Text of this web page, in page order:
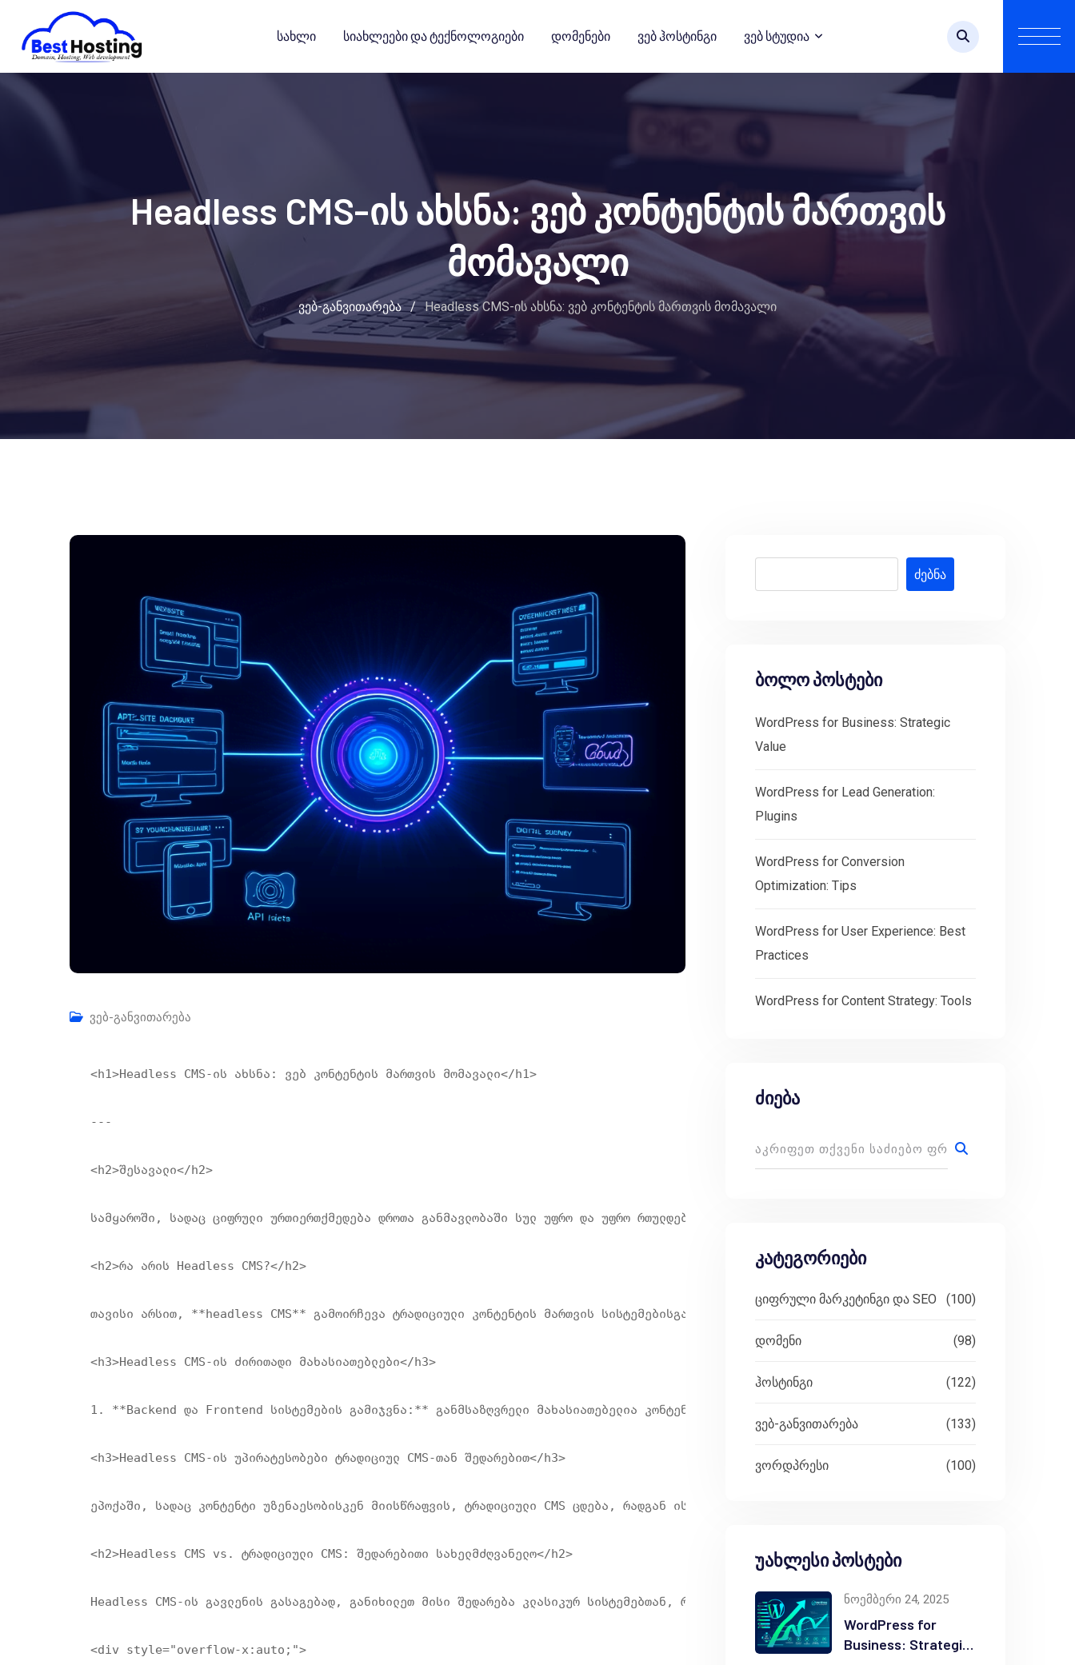
გადასვლა
კონტენტზე
Სახლი Სიახლეები Და Ტექნოლოგიები Დომენები Ვებ Ჰოსტინგი Ვებ Სტუდია
Headless CMS-ის ახსნა: ვებ კონტენტის მართვის
მომავალი
ვებ-განვითარება / Headless CMS-ის ახსნა: ვებ კონტენტის მართვის მომავალი
ვებ-განვითარება
<h1>Headless CMS-ის ახსნა: ვებ კონტენტის მართვის მომავალი</h1>
---
<h2>შესავალი</h2>
სამყაროში, სადაც ციფრული ურთიერთქმედება დროთა განმავლობაში სულ უფრო და უფრო რთულდება, ბიზნესები სულ უფრო მეტ ზეწოლას განიცდიან
<h2>რა არის Headless CMS?</h2>
თავისი არსით, **headless CMS** გამოირჩევა ტრადიციული კონტენტის მართვის სისტემებისგან. წარმოიდგინეთ ბიბლიოთეკა თაროების გარეშე. აქ
<h3>Headless CMS-ის ძირითადი მახასიათებლები</h3>
1. **Backend და Frontend სისტემების გამიჯვნა:** განმსაზღვრელი მახასიათებელია კონტენტის შექმნასა და მიწოდებას შორის მკვეთრი გამიჯვნა.
<h3>Headless CMS-ის უპირატესობები ტრადიციულ CMS-თან შედარებით</h3>
ეპოქაში, სადაც კონტენტი უზენაესობისკენ მიისწრაფვის, ტრადიციული CMS ცდება, რადგან ის ხშირად ზღუდავს კონტენტის გამოყენების წესებსა
<h2>Headless CMS vs. ტრადიციული CMS: შედარებითი სახელმძღვანელო</h2>
Headless CMS-ის გავლენის გასაგებად, განიხილეთ მისი შედარება კლასიკურ სისტემებთან, როგორიცაა WordPress ან Joomla. ეს ტრადიციული
<div style="overflow-x:auto;">
ძებნა
ბოლო პოსტები
WordPress for Business: Strategic
Value
WordPress for Lead Generation:
Plugins
WordPress for Conversion
Optimization: Tips
WordPress for User Experience: Best
Practices
WordPress for Content Strategy: Tools
ძიება
კატეგორიები
ციფრული მარკეტინგი და SEO (100)
დომენი (98)
ჰოსტინგი (122)
ვებ-განვითარება (133)
ვორდპრესი (100)
უახლესი პოსტები
ნოემბერი 24, 2025
WordPress for
Business: Strategic